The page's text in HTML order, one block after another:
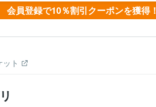
会員登録で10％割引クーポンを獲得！
ト